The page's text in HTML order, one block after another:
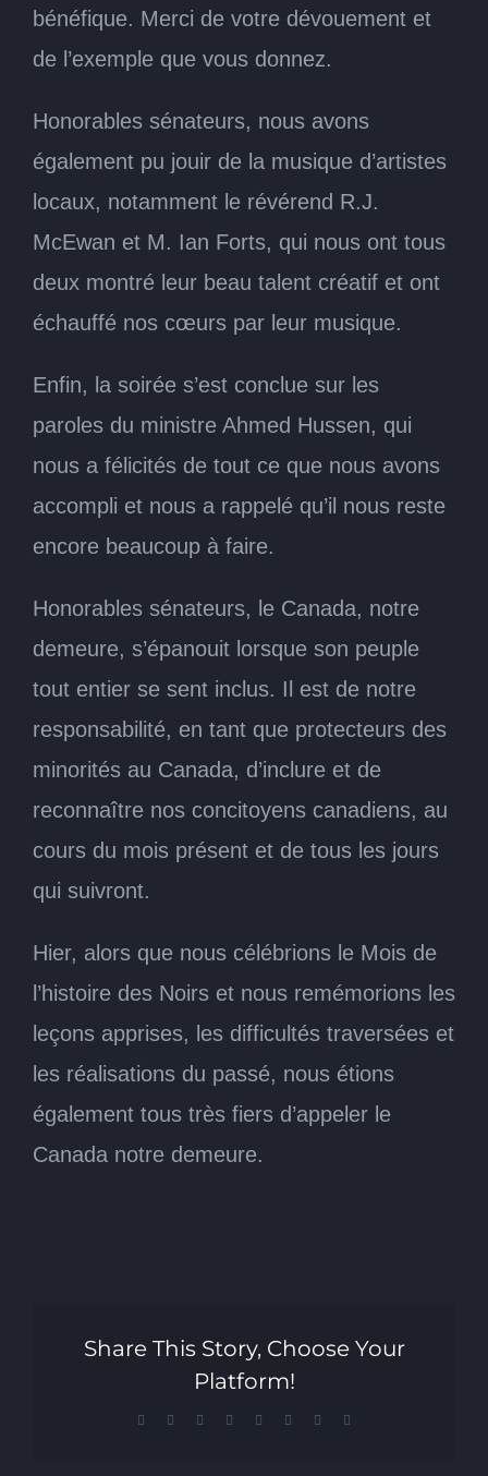
bénéfique. Merci de votre dévouement et
de l’exemple que vous donnez.
Honorables sénateurs, nous avons
également pu jouir de la musique d’artistes
locaux, notamment le révérend R.J.
McEwan et M. Ian Forts, qui nous ont tous
deux montré leur beau talent créatif et ont
échauffé nos cœurs par leur musique.
Enfin, la soirée s’est conclue sur les
paroles du ministre Ahmed Hussen, qui
nous a félicités de tout ce que nous avons
accompli et nous a rappelé qu’il nous reste
encore beaucoup à faire.
Honorables sénateurs, le Canada, notre
demeure, s’épanouit lorsque son peuple
tout entier se sent inclus. Il est de notre
responsabilité, en tant que protecteurs des
minorités au Canada, d’inclure et de
reconnaître nos concitoyens canadiens, au
cours du mois présent et de tous les jours
qui suivront.
Hier, alors que nous célébrions le Mois de
l’histoire des Noirs et nous remémorions les
leçons apprises, les difficultés traversées et
les réalisations du passé, nous étions
également tous très fiers d’appeler le
Canada notre demeure.
Share This Story, Choose Your
Platform!
Facebook Reddit LinkedInTumblr Pinterest